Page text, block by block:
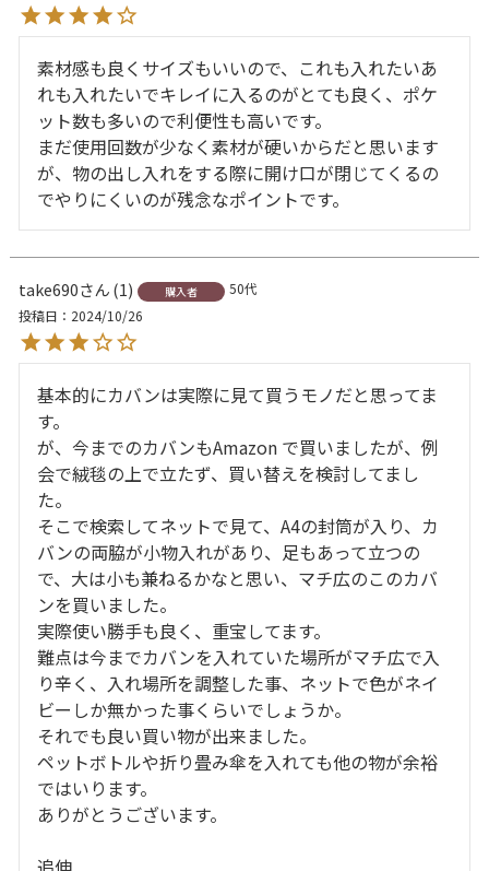
素材感も良くサイズもいいので、これも入れたいあ
れも入れたいでキレイに入るのがとても良く、ポケ
ット数も多いので利便性も高いです。
まだ使用回数が少なく素材が硬いからだと思います
が、物の出し入れをする際に開け口が閉じてくるの
でやりにくいのが残念なポイントです。
take690 1 購入者
50代
投稿日
2024/10/26
基本的にカバンは実際に見て買うモノだと思ってま
す。
が、今までのカバンもAmazon で買いましたが、例
会で絨毯の上で立たず、買い替えを検討してまし
た。
そこで検索してネットで見て、A4の封筒が入り、カ
バンの両脇が小物入れがあり、足もあって立つの
で、大は小も兼ねるかなと思い、マチ広のこのカバ
ンを買いました。
実際使い勝手も良く、重宝してます。
難点は今までカバンを入れていた場所がマチ広で入
り辛く、入れ場所を調整した事、ネットで色がネイ
ビーしか無かった事くらいでしょうか。
それでも良い買い物が出来ました。
ペットボトルや折り畳み傘を入れても他の物が余裕
ではいります。
ありがとうございます。